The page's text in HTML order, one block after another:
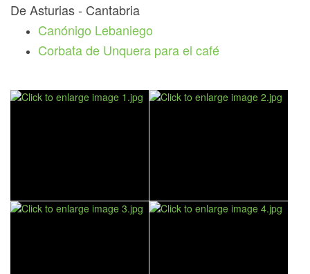
De Asturias - Cantabria
Canónigo Lebaniego
Corbata de Unquera para el café